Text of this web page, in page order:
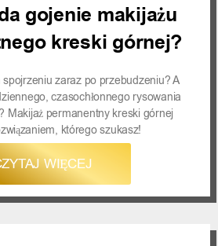
gojenie makijażu
kreski górnej?
zaraz po przebudzeniu? A
czasochłonnego rysowania
Makijaż permanentny kreski górnej
którego szukasz!
WIĘCEJ